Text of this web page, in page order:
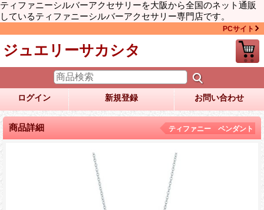
ティファニーシルバーアクセサリーを大阪から全国のネット通販
しているティファニーシルバーアクセサリー専門店です。
PCサイト
ジュエリーサカシタ
ログイン 新規登録 お問い合わせ
商品詳細 ティファニー ペンダント